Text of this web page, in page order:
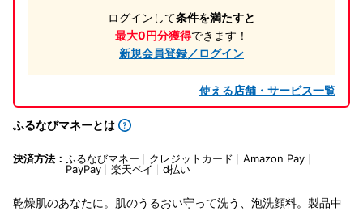
ログインして条件を満たすと
最大0円分獲得できます！
新規会員登録／ログイン
使える店舗・サービス一覧
ふるなびマネーとは
決済方法： ふるなびマネー クレジットカード
Amazon Pay
PayPay
楽天ペイ d払い
乾燥肌のあなたに。肌のうるおい守って洗う、泡洗顔料。製品中